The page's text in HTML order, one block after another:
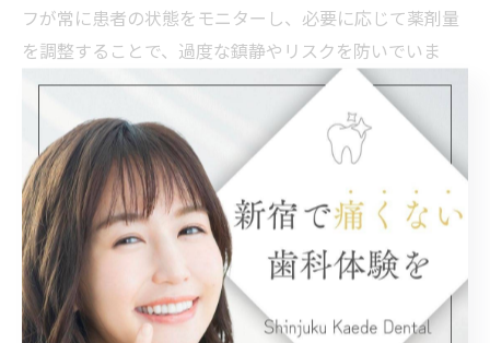
フが常に患者の状態をモニターし、必要に応じて薬剤量
を調整することで、過度な鎮静やリスクを防いでいま
す。
例えば、「歯医者の音や匂いが苦手」「過去の治療経験
がトラウマ」といった方が、静脈内鎮静を利用すること
で、ウトウトした状態で治療を終えられたという体験談
も多く報告されています。特にインプラントや長時間の
治療など、緊張が高まりやすい場面で効果的です。
静脈内鎮静が記憶に与える影響と効果